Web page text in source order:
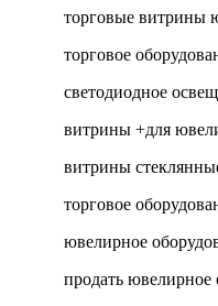
торговые витрины
торговое
светодиодное
витрины +для
витрины
торговое
ювелирное
продать ювелирное